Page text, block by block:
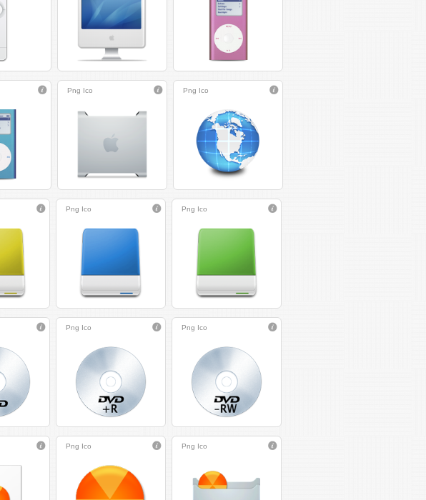
Png Ico Png Ico
Png Ico Png Ico
Png Ico Png Ico
Png Ico Png Ico